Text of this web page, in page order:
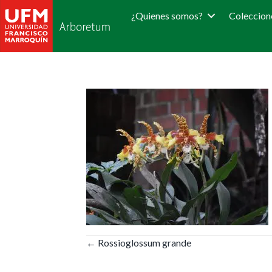
¿Quienes somos?
Posts
← Rossioglossum grande